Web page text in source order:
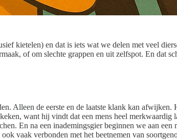
kietelen) en dat is iets wat we delen met veel
of om slechte grappen en uit zelfspot. En dat
Alleen de eerste en de laatste klank kan afwijken.
want hij vindt dat een mens heel merkwaardig
En na een inademingsgier beginnen we aan
vaak verbonden met het beetnemen van